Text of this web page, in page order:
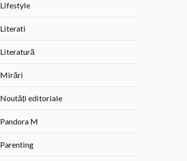
Lifestyle
Literati
Literatură
Mirări
Noutăți editoriale
Pandora M
Parenting